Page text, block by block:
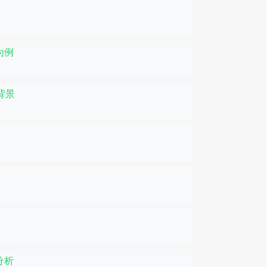
例
景
析